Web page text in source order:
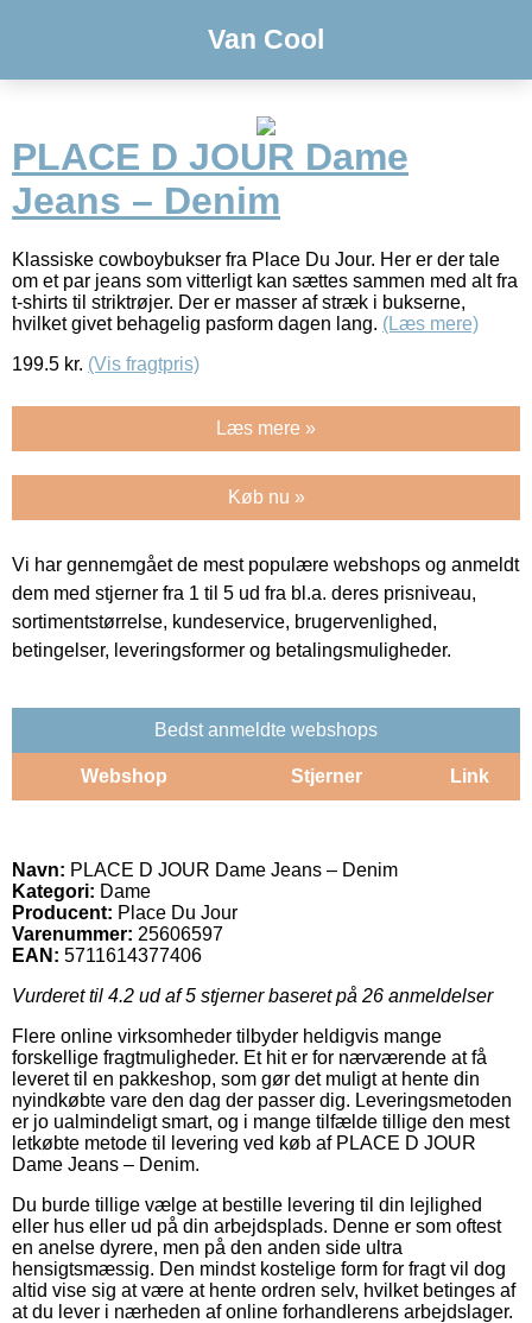
Van Cool
PLACE D JOUR Dame
Jeans – Denim
Klassiske cowboybukser fra Place Du Jour. Her er der tale
om et par jeans som vitterligt kan sættes sammen med alt fra
t-shirts til striktrøjer. Der er masser af stræk i bukserne,
hvilket givet behagelig pasform dagen lang. (Læs mere)
199.5 kr. (Vis fragtpris)
Læs mere »
Køb nu »
Vi har gennemgået de mest populære webshops og anmeldt
dem med stjerner fra 1 til 5 ud fra bl.a. deres prisniveau,
sortimentstørrelse, kundeservice, brugervenlighed,
betingelser, leveringsformer og betalingsmuligheder.
Bedst anmeldte webshops
Webshop Stjerner Link
Navn: PLACE D JOUR Dame Jeans – Denim
Kategori: Dame
Producent: Place Du Jour
Varenummer: 25606597
EAN: 5711614377406
Vurderet til 4.2 ud af 5 stjerner baseret på 26 anmeldelser
Flere online virksomheder tilbyder heldigvis mange
forskellige fragtmuligheder. Et hit er for nærværende at få
leveret til en pakkeshop, som gør det muligt at hente din
nyindkøbte vare den dag der passer dig. Leveringsmetoden
er jo ualmindeligt smart, og i mange tilfælde tillige den mest
letkøbte metode til levering ved køb af PLACE D JOUR
Dame Jeans – Denim.
Du burde tillige vælge at bestille levering til din lejlighed
eller hus eller ud på din arbejdsplads. Denne er som oftest
en anelse dyrere, men på den anden side ultra
hensigtsmæssig. Den mindst kostelige form for fragt vil dog
altid vise sig at være at hente ordren selv, hvilket betinges af
at du lever i nærheden af online forhandlerens arbejdslager.